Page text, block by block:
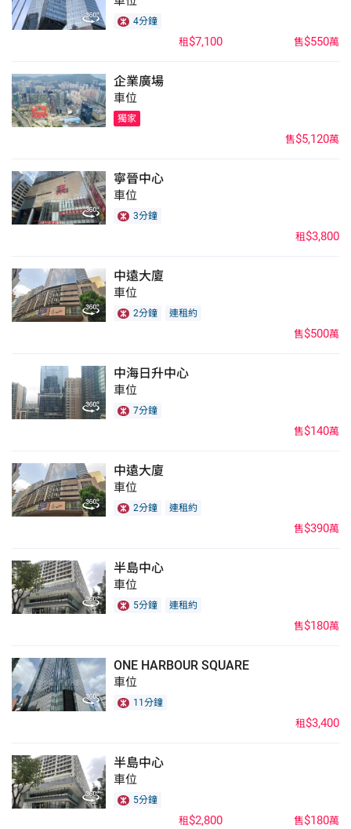
4分鐘
售$550萬
租$7,100
企業廣場
車位
獨家
售$5,120萬
寧晉中心
車位
3分鐘
租$3,800
中遠大廈
車位
2分鐘 連租約
售$500萬
中海日升中心
車位
7分鐘
售$140萬
中遠大廈
車位
2分鐘 連租約
售$390萬
半島中心
車位
5分鐘 連租約
售$180萬
ONE HARBOUR SQUARE
車位
11分鐘
租$3,400
半島中心
車位
5分鐘
售$180萬
租$2,800